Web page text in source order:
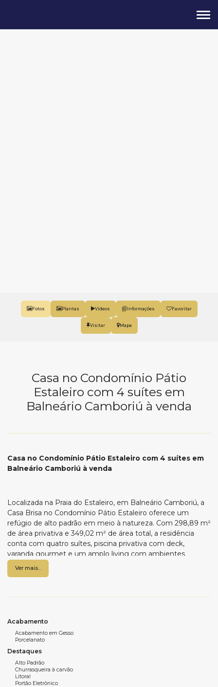
Fotos Plantas Vídeos Favoritar
Mapa
Casa no Condomínio Pátio
Estaleiro com 4 suítes em
Balneário Camboriú à venda
Casa no Condomínio Pátio Estaleiro com 4 suítes em
Balneário Camboriú à venda
Localizada na Praia do Estaleiro, em Balneário Camboriú, a
Casa Brisa no Condomínio Pátio Estaleiro oferece um
refúgio de alto padrão em meio à natureza. Com 298,89 m²
de área privativa e 349,02 m² de área total, a residência
conta com quatro suítes, piscina privativa com deck,
varanda gourmet e um amplo living com ambientes
integrados. Entre suas características estão acabamentos
sofisticados, ar-condicionado, porcelanato, infraestrutura
ideal para quem deseja viver próximo à Mata Atlântica sem
abrir mão de conforto e privacidade. Agende uma visita
Para mais informações entre em contato com a
Ver mais...
Acabamento
Acabamento em Gesso
Porcelanato
Destaques
Alto Padrão
Churrasqueira à carvão
Litoral
Portão Eletrônico